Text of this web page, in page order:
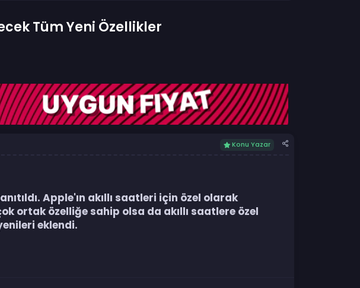
Tüm Yeni Özellikler
Konu Yazar
Apple'ın akıllı saatleri için özel olarak
ortak özelliğe sahip olsa da akıllı saatlere özel
eklendi.​